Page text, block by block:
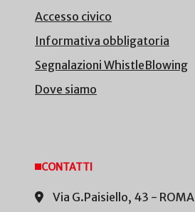
Accesso civico
Informativa obbligatoria
Segnalazioni WhistleBlowing
Dove siamo
CONTATTI
Via G.Paisiello, 43 - ROMA